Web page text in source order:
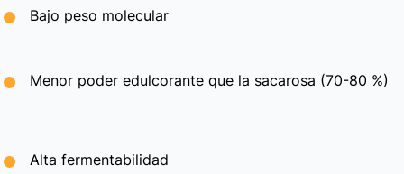
Bajo peso molecular
Menor poder edulcorante que la sacarosa (70-80 %)
Alta fermentabilidad